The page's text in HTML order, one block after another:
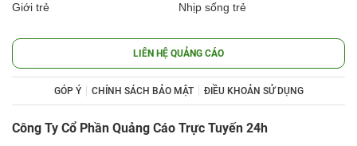
Giới trẻ Nhịp sống trẻ
LIÊN HỆ QUẢNG CÁO
GÓP Ý CHÍNH SÁCH BẢO MẬT ĐIỀU KHOẢN SỬ DỤNG
Công Ty Cổ Phần Quảng Cáo Trực Tuyến 24h